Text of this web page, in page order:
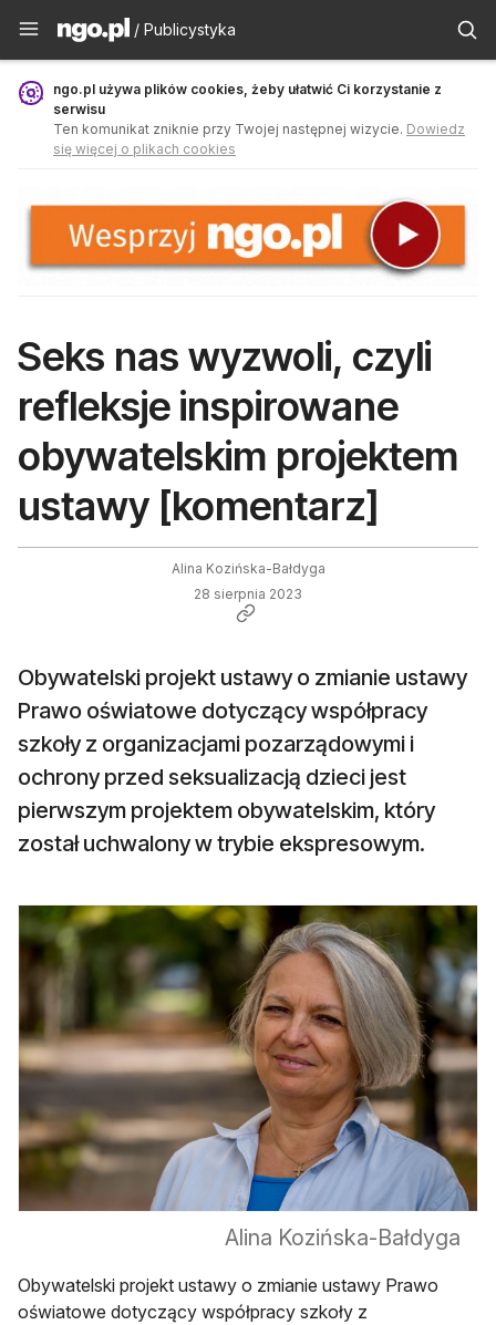
Publicystyka - ngo.pl
/ Publicystyka
ngo.pl używa plików cookies, żeby ułatwić Ci korzystanie z
serwisu
Ten komunikat zniknie przy Twojej następnej wizycie. Dowiedz
się więcej o plikach cookies
Seks nas wyzwoli, czyli
refleksje inspirowane
obywatelskim projektem
ustawy [komentarz]
Alina Kozińska-Bałdyga
28 sierpnia 2023
Obywatelski projekt ustawy o zmianie ustawy
Prawo oświatowe dotyczący współpracy
szkoły z organizacjami pozarządowymi i
ochrony przed seksualizacją dzieci jest
pierwszym projektem obywatelskim, który
został uchwalony w trybie ekspresowym.
Alina Kozińska-Bałdyga
Obywatelski projekt ustawy o zmianie ustawy Prawo
oświatowe dotyczący współpracy szkoły z